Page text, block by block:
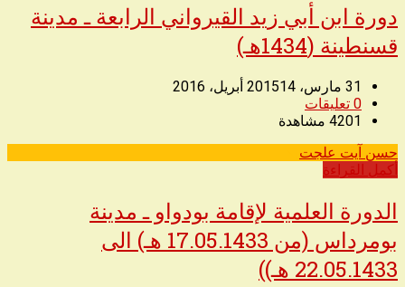
دورة ابن أبي زيد القيرواني الرابعة ـ مدينة
قسنطينة (1434هـ)
31 مارس، 2015
14 أبريل، 2016
0 تعليقات
4201 مشاهدة
حسن آيت علجت
أكمل القراءة
الدورة العلمية لإقامة بودواو ـ مدينة
بومرداس (من 17.05.1433 هـ) الى
22.05.1433 هـ))